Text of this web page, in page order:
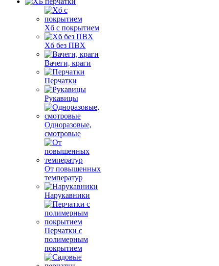
Хб с покрытием
Хб без ПВХ
Вачеги, краги
Перчатки
Рукавицы
Одноразовые,
смотровые
От повышенных
температур
Нарукавники
Перчатки с
полимерным
покрытием